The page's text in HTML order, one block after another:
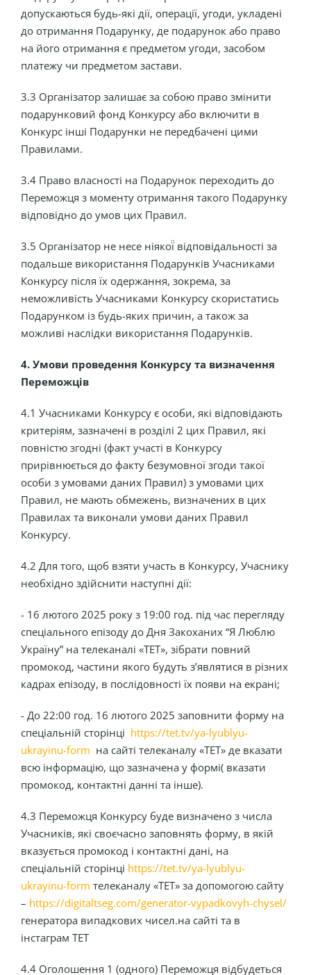
допускаються будь-які дії, операції, угоди, укладені
до отримання Подарунку, де подарунок або право
на його отримання є предметом угоди, засобом
платежу чи предметом застави.
3.3 Організатор залишає за собою право змінити
подарунковий фонд Конкурсу або включити в
Конкурс інші Подарунки не передбачені цими
Правилами.
3.4 Право власності на Подарунок переходить до
Переможця з моменту отримання такого Подарунку
відповідно до умов цих Правил.
3.5 Організатор не несе ніякої̈ відповідальності за
подальше використання Подарунків Учасниками
Конкурсу після їх одержання, зокрема, за
неможливість Учасниками Конкурсу скористатись
Подарунком із будь-яких причин, а також за
можливі наслідки використання Подарунків.
4. Умови проведення Конкурсу та визначення
Переможців
4.1 Учасниками Конкурсу є особи, які відповідають
критеріям, зазначені в розділі 2 цих Правил, які
повністю згодні (факт участі в Конкурсу
прирівнюється до факту безумовної згоди такої
особи з умовами даних Правил) з умовами цих
Правил, не мають обмежень, визначених в цих
Правилах та виконали умови даних Правил
Конкурсу.
4.2 Для того, щоб взяти участь в Конкурсу, Учаснику
необхідно здійснити наступні дії:
- 16 лютого 2025 року з 19:00 год. під час перегляду
спеціального епізоду до Дня Закоханих “Я Люблю
Україну” на телеканалі «ТЕТ», зібрати повний
промокод, частини якого будуть з’являтися в різних
кадрах епізоду, в послідовності їх появи на екрані;
- До 22:00 год. 16 лютого 2025 заповнити форму на
спеціальній сторінці https://tet.tv/ya-lyublyu-
ukrayinu-form на сайті телеканалу «ТЕТ» де вказати
всю інформацію, що зазначена у формі( вказати
промокод, контактні данні та інше).
4.3 Переможця Конкурсу буде визначено з числа
Учасників, які своєчасно заповнять форму, в якій
вказується промокод і контактні дані, на
спеціальній сторінці https://tet.tv/ya-lyublyu-
ukrayinu-form телеканалу «ТЕТ» за допомогою сайту
– https://digitaltseg.com/generator-vypadkovyh-chysel/
генератора випадкових чисел.на сайті та в
інстаграм ТЕТ
4.4 Оголошення 1 (одного) Переможця відбудеться